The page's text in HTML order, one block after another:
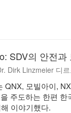
SDV의 안전
Dirk Linzmeier 디
QNX, 모빌아이,
주도하는 한편
이야기했다.